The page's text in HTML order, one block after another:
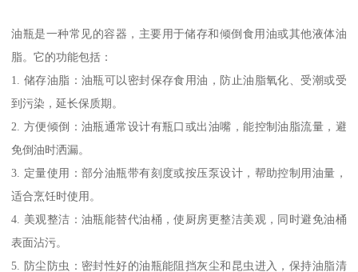
油瓶是一种常见的容器，主要用于储存和倾倒食用油或其他液体油
脂。它的功能包括：
1. 储存油脂：油瓶可以密封保存食用油，防止油脂氧化、受潮或受
到污染，延长保质期。
2. 方便倾倒：油瓶通常设计有瓶口或出油嘴，能控制油脂流量，避
免倒油时洒漏。
3. 定量使用：部分油瓶带有刻度或按压泵设计，帮助控制用油量，
适合烹饪时使用。
4. 美观整洁：油瓶能替代油桶，使厨房更整洁美观，同时避免油桶
表面沾污。
5. 防尘防虫：密封性好的油瓶能阻挡灰尘和昆虫进入，保持油脂清